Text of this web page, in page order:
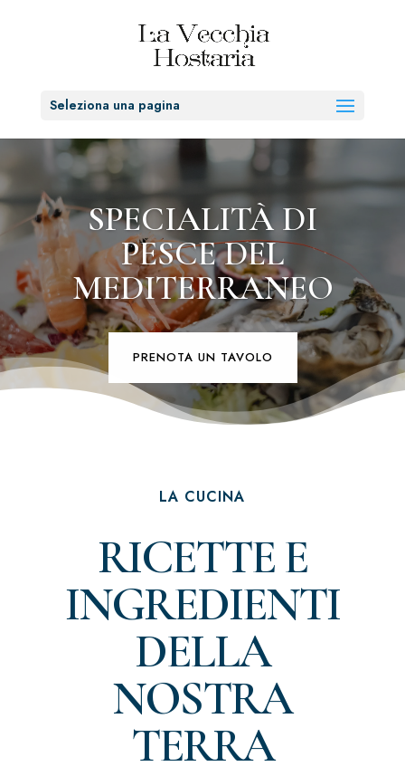
Seleziona una pagina
SPECIALITÀ DI
PESCE DEL
MEDITERRANEO
PRENOTA UN TAVOLO
LA CUCINA
RICETTE E
INGREDIENTI
DELLA
NOSTRA
TERRA